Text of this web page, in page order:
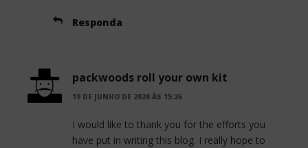
Responda
packwoods roll your own kit
19 DE JUNHO DE 2020 ÀS 15:26
I would like to thank you for the efforts you
have put in writing this blog. I really hope to